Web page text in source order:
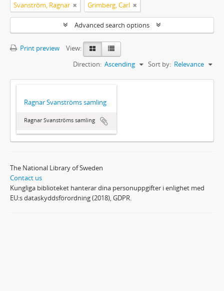
Svanström, Ragnar Grimberg, Carl
Advanced search options
Print preview
View:
Sort by: Relevance
Direction: Ascending
Ragnar Svanströms samling
Ragnar Svanströms samling
The National Library of Sweden
Contact us
Kungliga biblioteket hanterar dina personuppgifter i enlighet med
EU:s dataskyddsförordning (2018), GDPR.